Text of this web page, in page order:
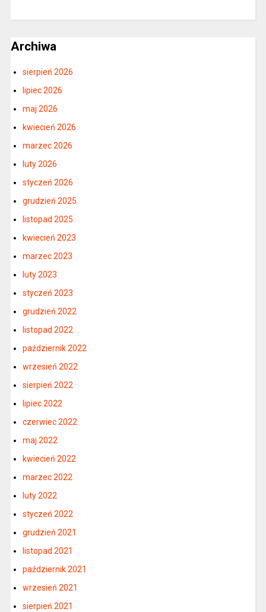
Archiwa
sierpień 2026
lipiec 2026
maj 2026
kwiecień 2026
marzec 2026
luty 2026
styczeń 2026
grudzień 2025
listopad 2025
kwiecień 2023
marzec 2023
luty 2023
styczeń 2023
grudzień 2022
listopad 2022
październik 2022
wrzesień 2022
sierpień 2022
lipiec 2022
czerwiec 2022
maj 2022
kwiecień 2022
marzec 2022
luty 2022
styczeń 2022
grudzień 2021
listopad 2021
październik 2021
wrzesień 2021
sierpień 2021